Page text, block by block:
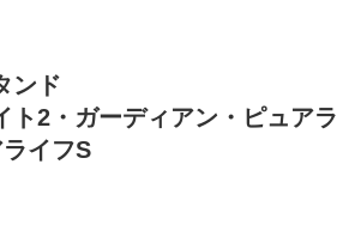
ンド
ト2・ガーディアン・ピュアラ
イフS